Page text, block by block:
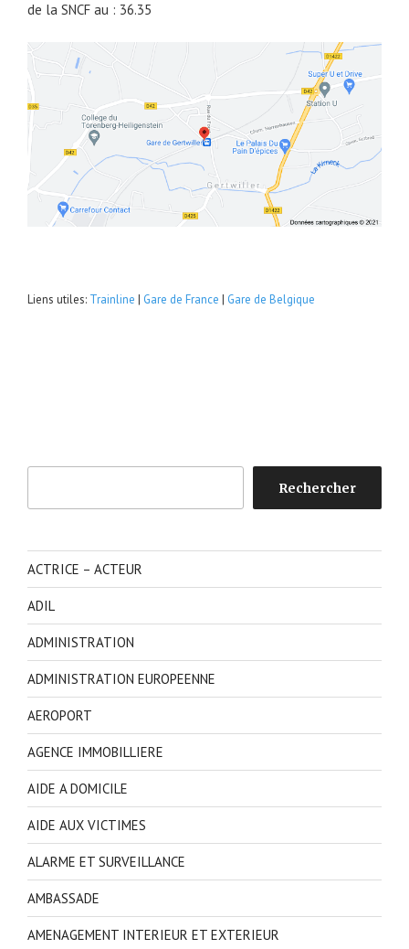
de la SNCF au : 36.35
Liens utiles: Trainline | Gare de France | Gare de Belgique
Rechercher
ACTRICE – ACTEUR
ADIL
ADMINISTRATION
ADMINISTRATION EUROPEENNE
AEROPORT
AGENCE IMMOBILLIERE
AIDE A DOMICILE
AIDE AUX VICTIMES
ALARME ET SURVEILLANCE
AMBASSADE
AMENAGEMENT INTERIEUR ET EXTERIEUR